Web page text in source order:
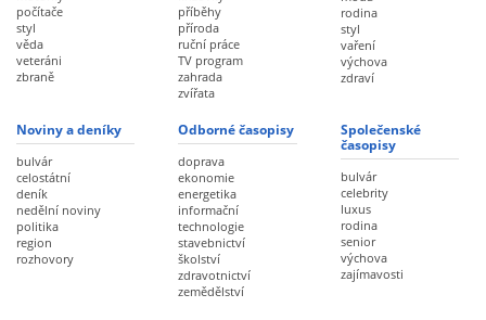
počítače
styl
věda
veteráni
zbraně
příběhy
příroda
ruční práce
TV program
zahrada
zvířata
rodina
styl
vaření
výchova
zdraví
Noviny a deníky
bulvár
celostátní
deník
nedělní noviny
politika
region
rozhovory
Odborné časopisy
doprava
ekonomie
energetika
informační
technologie
stavebnictví
školství
zdravotnictví
zemědělství
Společenské
časopisy
bulvár
celebrity
luxus
rodina
senior
výchova
zajímavosti